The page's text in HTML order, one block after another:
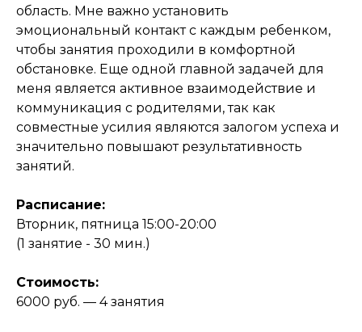
область. Мне важно установить
эмоциональный контакт с каждым ребенком,
чтобы занятия проходили в комфортной
обстановке. Еще одной главной задачей для
меня является активное взаимодействие и
коммуникация с родителями, так как
совместные усилия являются залогом успеха и
значительно повышают результативность
занятий.
Расписание:
Вторник, пятница 15:00-20:00
(1 занятие - 30 мин.)
Стоимость:
6000 руб. — 4 занятия